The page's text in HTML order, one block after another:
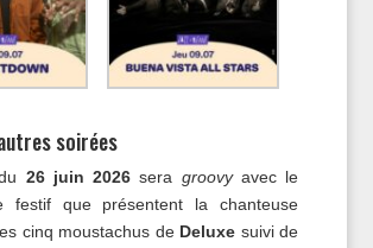
soirées
26 juin 2026 sera groovyavec le
festif que présentent la chanteuse
cinq moustachus de Deluxe suivi de